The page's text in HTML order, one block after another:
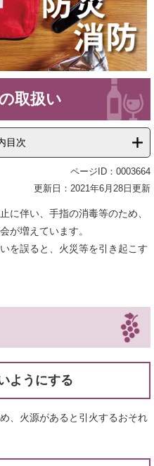
取扱い
目次
ページID：0003664
更新日：2021年6月28日更新
に伴い、手指の消毒等のため、
が増えています。
を誤ると、火災等を引き起こす
ようにする
、火源があると引火するおそれ